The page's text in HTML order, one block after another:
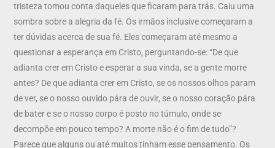
tristeza tomou conta daqueles que ficaram para trás. Caiu uma
sombra sobre a alegria da fé. Os irmãos inclusive começaram a
ter dúvidas acerca de sua fé. Eles começaram até mesmo a
questionar a esperança em Cristo, perguntando-se: “De que
adianta crer em Cristo e esperar a sua vinda, se a gente morre
antes? De que adianta crer em Cristo, se os nossos olhos param
de ver, se o nosso ouvido pára de ouvir, se o nosso coração pára
de bater e se o nosso corpo é posto no túmulo, onde se
decompõe em pouco tempo? A morte não é o fim de tudo”?
Parece que alguns ou até muitos tinham esse pensamento. Os